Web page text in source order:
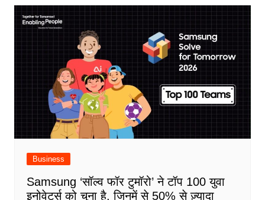
Business
Samsung ‘सॉल्व फॉर टुमॉरो’ ने टॉप 100 युवा
इनोवेटर्स को चुना है, जिनमें से 50% से ज़्यादा